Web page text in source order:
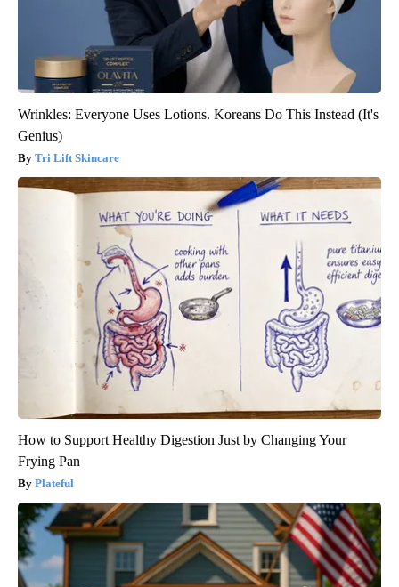
Wrinkles: Everyone Uses Lotions. Koreans Do This Instead (It's
Genius)
Tri Lift Skincare
How to Support Healthy Digestion Just by Changing Your
Frying Pan
Plateful